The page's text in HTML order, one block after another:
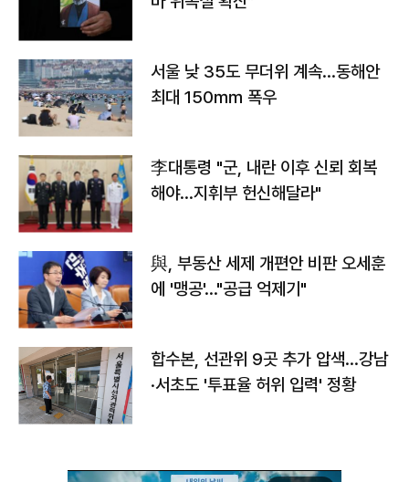
서울 낮 35도 무더위 계속…동해안
최대 150㎜ 폭우
李대통령 "군, 내란 이후 신뢰 회복
해야…지휘부 헌신해달라"
與, 부동산 세제 개편안 비판 오세훈
에 '맹공'…"공급 억제기"
합수본, 선관위 9곳 추가 압색…강남
·서초도 '투표율 허위 입력' 정황